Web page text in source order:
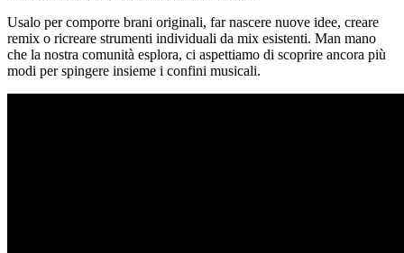
Usalo per comporre brani originali, far nascere nuove idee, creare
remix o ricreare strumenti individuali da mix esistenti. Man mano
che la nostra comunità esplora, ci aspettiamo di scoprire ancora più
modi per spingere insieme i confini musicali.